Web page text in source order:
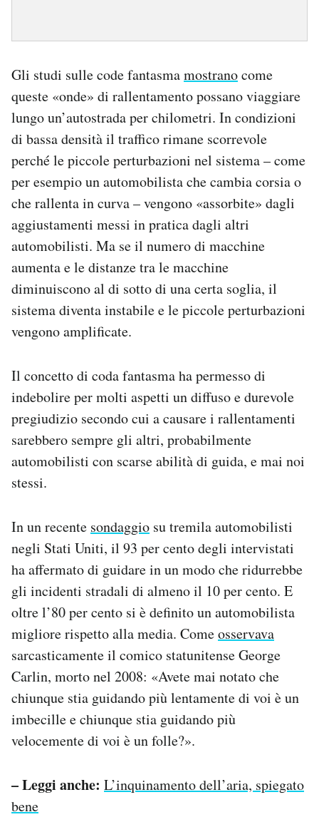
Gli studi sulle code fantasmamostranocome
queste «onde» di rallentamento possano viaggiare
lungo un’autostrada per chilometri. In condizioni
di bassa densità il traffico rimane scorrevole
perché le piccole perturbazioni nel sistema – come
per esempio un automobilista che cambia corsia o
che rallenta in curva – vengono «assorbite» dagli
aggiustamenti messi in pratica dagli altri
automobilisti. Ma se il numero di macchine
aumenta e le distanze tra le macchine
diminuiscono al di sotto di una certa soglia, il
sistema diventa instabile e le piccole perturbazioni
vengono amplificate.
Il concetto di coda fantasma ha permesso di
indebolire per molti aspetti un diffuso e durevole
pregiudizio secondo cui a causare i rallentamenti
sarebbero sempre gli altri, probabilmente
automobilisti con scarse abilità di guida, e mai noi
stessi.
In un recente sondaggio su tremila automobilisti
negli Stati Uniti, il 93 per cento degli intervistati
ha affermato di guidare in un modo che ridurrebbe
gli incidenti stradali di almeno il 10 per cento. E
oltre l’80 per cento si è definito un automobilista
migliore rispetto alla media. Comeosservava
sarcasticamente il comico statunitense George
Carlin, morto nel 2008: «Avete mai notato che
chiunque stia guidando più lentamente di voi è un
imbecille e chiunque stia guidando più
velocemente di voi è un folle?».
– Leggi anche: L’inquinamento dell’aria, spiegato
bene